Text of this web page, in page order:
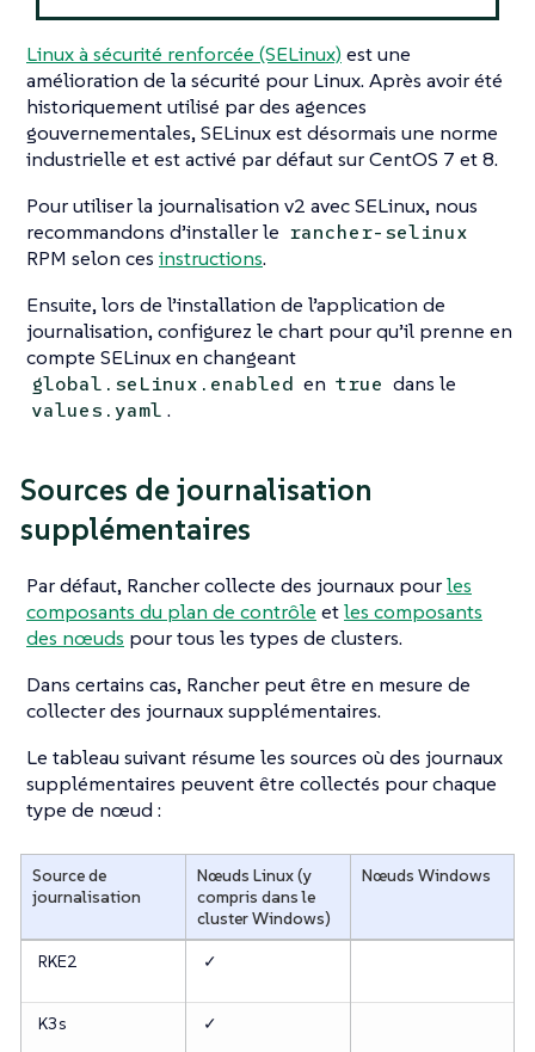
Linux à sécurité renforcée (SELinux) est une
amélioration de la sécurité pour Linux. Après avoir été
historiquement utilisé par des agences
gouvernementales, SELinux est désormais une norme
industrielle et est activé par défaut sur CentOS 7 et 8.
Pour utiliser la journalisation v2 avec SELinux, nous
recommandons d’installer le rancher-selinux
RPM selon ces instructions.
Ensuite, lors de l’installation de l’application de
journalisation, configurez le chart pour qu’il prenne en
compte SELinux en changeant
global.seLinux.enabled en true dans le
values.yaml .
Sources de journalisation
supplémentaires
Par défaut, Rancher collecte des journaux pourles
composants du plan de contrôle etles composants
des nœuds pour tous les types de clusters.
Dans certains cas, Rancher peut être en mesure de
collecter des journaux supplémentaires.
Le tableau suivant résume les sources où des journaux
supplémentaires peuvent être collectés pour chaque
type de nœud :
Source de
journalisation
Nœuds Linux (y
compris dans le
cluster Windows)
Nœuds Windows
RKE2 ✓
K3s ✓